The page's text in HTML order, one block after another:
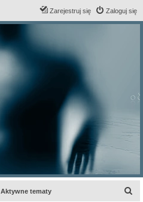
Zaloguj się
Zarejestruj się
Aktywne tematy